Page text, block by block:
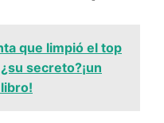
que limpió el top
secreto?¡un